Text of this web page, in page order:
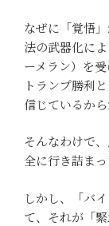
なぜに「覚悟
法の武器化に
ーメラン）を
トランプ勝利
信じているから
そんなわけで
全に行き詰まっ
しかし、「バ
て、それが「